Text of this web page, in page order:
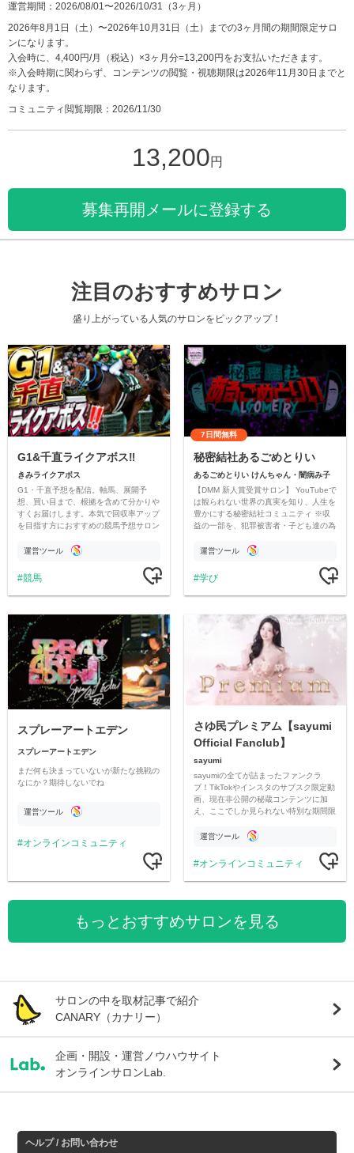
運営期間：2026/08/01〜2026/10/31 （3ヶ月）
2026年8月1日（土）〜2026年10月31日（土）までの3ヶ月間の期間限定サロ
ンになります。
入会時に、4,400円/月（税込）×3ヶ月分=13,200円をお支払いただきます。
※入会時期に関わらず、コンテンツの閲覧・視聴期限は2026年11月30日までと
なります。
コミュニティ閲覧期限：2026/11/30
13,200円
募集再開メールに登録する
注目のおすすめサロン
盛り上がっている人気のサロンをピックアップ！
G1&千直ライクアボス‼️
きみライクアボス
G1・千直予想を配信。軸馬、展開予
想、買い目まで、根拠を含めて分かりや
すくお届けします。本気で回収率アップ
を目指す方におすすめの競馬予想サロン
運営ツール
競馬
7日間無料
秘密結社あるごめとりい
あるごめとりい けんちゃん・闇病み子
【DMM 新人賞受賞サロン】 YouTubeで
は観られない世界の真実を知り、人生を
豊かにする秘密結社コミュニティ ※収
益の一部を、犯罪被害者・子ども達の為
す運営ツール
学び
スプレーアートエデン
スプレーアートエデン
まだ何も決まっていないが新たな挑戦の
なにか？期待しないでね
運営ツール
オンラインコミュニティ
さゆ民プレミアム【sayumi
Official Fanclub】
sayumi
sayumiの全てが詰まったファンクラ
ブ！TikTokやインスタのサブスク限定動
画、現在非公開の秘蔵コンテンツに加
え、ここでしか見られない特別な期間限
運営ツール
オンラインコミュニティ
もっとおすすめサロンを見る
サロンの中を取材記事で紹介
CANARY（カナリー）
企画・開設・運営ノウハウサイト
オンラインサロンLab.
ヘルプ / お問い合わせ